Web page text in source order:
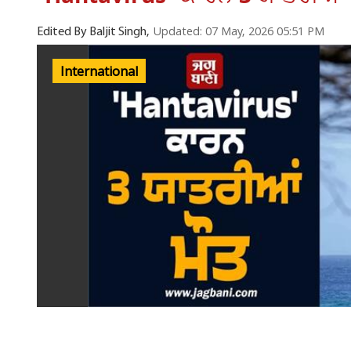
Edited By Baljit Singh, Updated: 07 May, 2026 05:51 PM
International